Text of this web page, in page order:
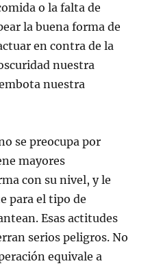
o la falta de
la buena forma de
en contra de la
nuestra
nuestra
se preocupa por
mayores
con su nivel, y le
para el tipo de
Esas actitudes
serios peligros. No
equivale a